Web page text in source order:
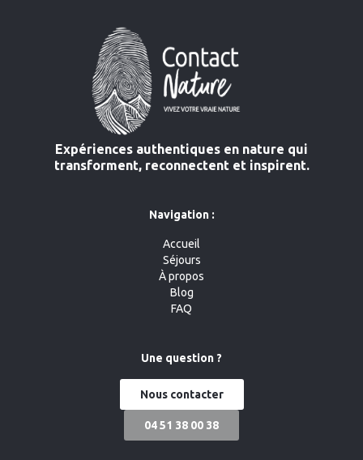
Expériences authentiques en nature qui
transforment, reconnectent et inspirent.
Navigation :
Accueil
Séjours
À propos
Blog
FAQ
Une question ?
Nous contacter
04 51 38 00 38